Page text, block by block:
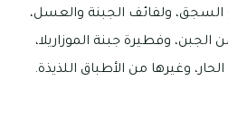
السجق، ولفائف الجبنة والعسل،
الجبن، وفطيرة جبنة الموزاريلا،
وغيرها من الأطباق اللذيذة.